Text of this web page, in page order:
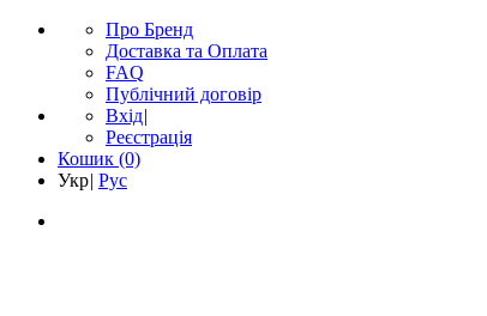
Про Бренд
Доставка та Оплата
FAQ
Публічний договір
Вхід|
Реєстрація
Кошик (0)
Укр| Рус